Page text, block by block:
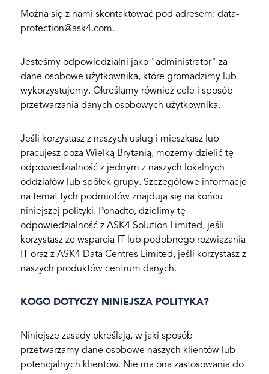
Można się z nami skontaktować pod adresem: data-
protection@ask4.com.
Jesteśmy odpowiedzialni jako "administrator" za
dane osobowe użytkownika, które gromadzimy lub
wykorzystujemy. Określamy również cele i sposób
przetwarzania danych osobowych użytkownika.
Jeśli korzystasz z naszych usług i mieszkasz lub
pracujesz poza Wielką Brytanią, możemy dzielić tę
odpowiedzialność z jednym z naszych lokalnych
oddziałów lub spółek grupy. Szczegółowe informacje
na temat tych podmiotów znajdują się na końcu
niniejszej polityki. Ponadto, dzielimy tę
odpowiedzialność z ASK4 Solution Limited, jeśli
korzystasz ze wsparcia IT lub podobnego rozwiązania
IT oraz z ASK4 Data Centres Limited, jeśli korzystasz z
naszych produktów centrum danych.
KOGO DOTYCZY NINIEJSZA POLITYKA?
Niniejsze zasady określają, w jaki sposób
przetwarzamy dane osobowe naszych klientów lub
potencjalnych klientów. Nie ma ona zastosowania do